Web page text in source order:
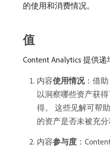
的使用和消费情况。
值
Content Analytics 提供递
内容​使用情况：借助
以洞察哪些资产获
得。 这些见解可帮
的资产是否未被充分
内容​参与度 ：